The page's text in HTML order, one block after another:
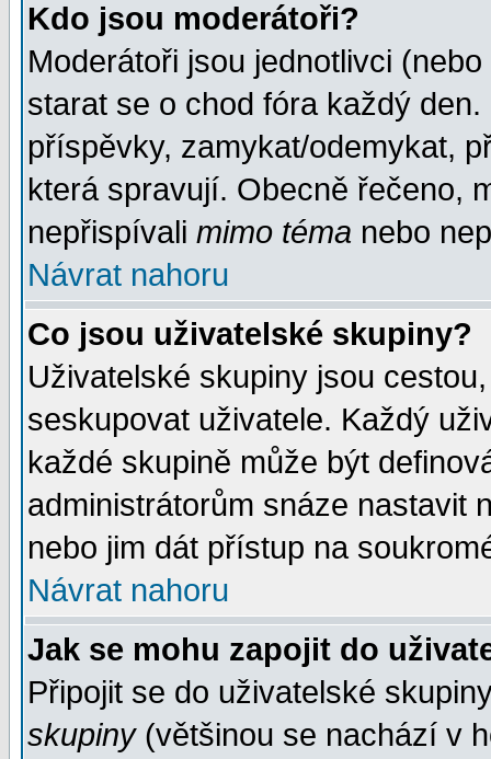
Kdo jsou moderátoři?
Moderátoři jsou jednotlivci
starat se o chod fóra každý
příspěvky, zamykat/odemykat,
která spravují. Obecně řečeno,
nepřispívali mimo téma nebo
Návrat nahoru
Co jsou uživatelské skupiny?
Uživatelské skupiny jsou
seskupovat uživatele. Každý
každé skupině může být
administrátorům snáze nastavit
nebo jim dát přístup na
Návrat nahoru
Jak se mohu zapojit do
Připojit se do uživatelské
skupiny(většinou se nachází v